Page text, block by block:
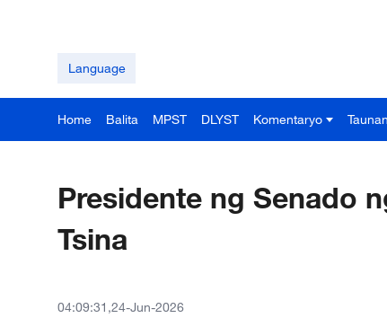
Language
Home Balita MPST DLYST Komentaryo
Presidente ng Senado
Tsina
04:09:31,24-Jun-2026